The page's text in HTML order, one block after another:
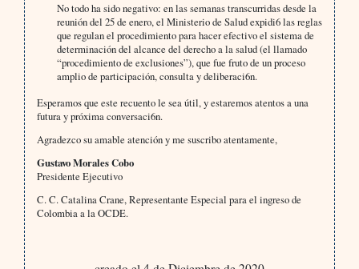
No todo ha sido negativo: en las semanas transcurridas desde la
reunión del 25 de enero, el Ministerio de Salud expidi6 las reglas
que regulan el procedimiento para hacer efectivo el sistema de
determinación del alcance del derecho a la salud (el llamado
“procedimiento de exclusiones”), que fue fruto de un proceso
amplio de participación, consulta y deliberaci6n.
Esperamos que este recuento le sea útil, y estaremos atentos a una
futura y próxima conversaci6n.
Agradezco su amable atención y me suscribo atentamente,
Gustavo Morales Cobo
Presidente Ejecutivo
C. C. Catalina Crane, Representante Especial para el ingreso de
Colombia a la OCDE.